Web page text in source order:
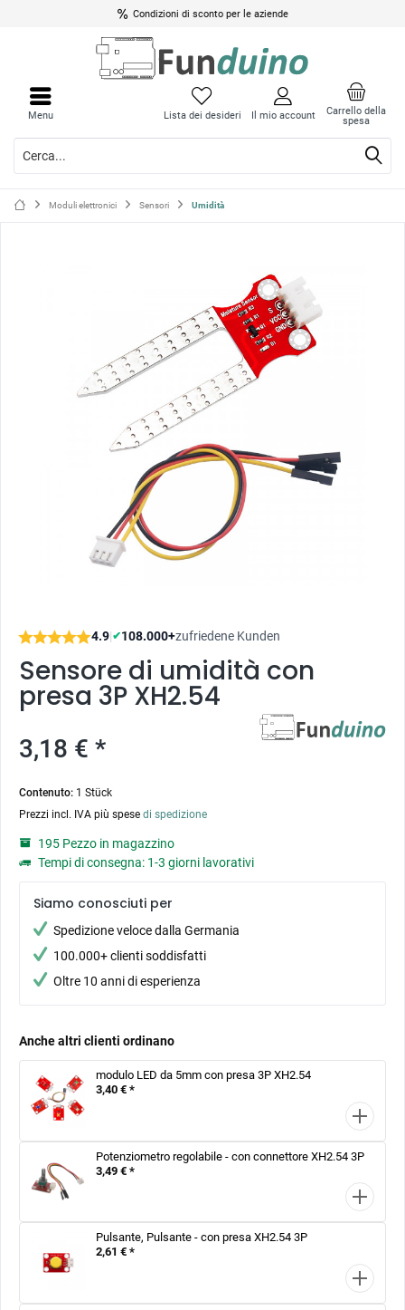
Condizioni di sconto per le aziende
Carrello della
spesa
Lista dei desideri Il mio account
Menu
Moduli elettronici Sensori Umidità
4.9|✔108.000+zufriedene Kunden
Sensore di umidità con
presa 3P XH2.54
3,18 € *
Contenuto: 1 Stück
Prezzi incl. IVA più spese di spedizione
195 Pezzo in magazzino
Tempi di consegna: 1-3 giorni lavorativi
Siamo conosciuti per
Spedizione veloce dalla Germania
100.000+ clienti soddisfatti
Oltre 10 anni di esperienza
Anche altri clienti ordinano
modulo LED da 5mm con presa 3P XH2.54
3,40 € *
Potenziometro regolabile - con connettore XH2.54 3P
3,49 € *
Pulsante, Pulsante - con presa XH2.54 3P
2,61 € *
menu
menu